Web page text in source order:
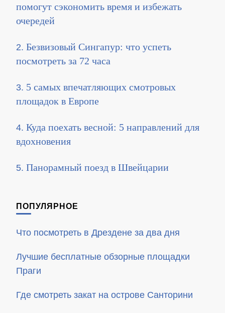
помогут сэкономить время и избежать
очередей
Безвизовый Сингапур: что успеть
посмотреть за 72 часа
5 самых впечатляющих смотровых
площадок в Европе
Куда поехать весной: 5 направлений для
вдохновения
Панорамный поезд в Швейцарии
ПОПУЛЯРНОЕ
Что посмотреть в Дрездене за два дня
Лучшие бесплатные обзорные площадки
Праги
Где смотреть закат на острове Санторини